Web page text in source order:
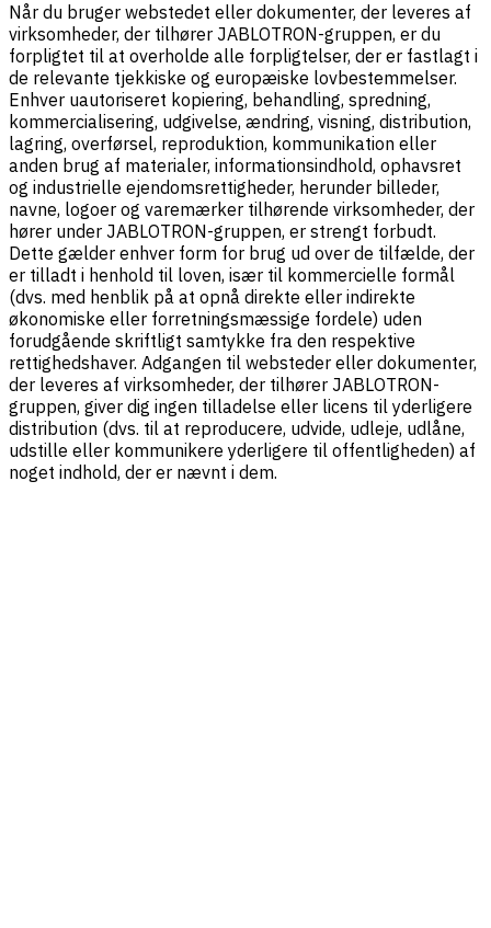
Når du bruger webstedet eller dokumenter, der leveres af
virksomheder, der tilhører JABLOTRON-gruppen, er du
forpligtet til at overholde alle forpligtelser, der er fastlagt i
de relevante tjekkiske og europæiske lovbestemmelser.
Enhver uautoriseret kopiering, behandling, spredning,
kommercialisering, udgivelse, ændring, visning, distribution,
lagring, overførsel, reproduktion, kommunikation eller
anden brug af materialer, informationsindhold, ophavsret
og industrielle ejendomsrettigheder, herunder billeder,
navne, logoer og varemærker tilhørende virksomheder, der
hører under JABLOTRON-gruppen, er strengt forbudt.
Dette gælder enhver form for brug ud over de tilfælde, der
er tilladt i henhold til loven, især til kommercielle formål
(dvs. med henblik på at opnå direkte eller indirekte
økonomiske eller forretningsmæssige fordele) uden
forudgående skriftligt samtykke fra den respektive
rettighedshaver. Adgangen til websteder eller dokumenter,
der leveres af virksomheder, der tilhører JABLOTRON-
gruppen, giver dig ingen tilladelse eller licens til yderligere
distribution (dvs. til at reproducere, udvide, udleje, udlåne,
udstille eller kommunikere yderligere til offentligheden) af
noget indhold, der er nævnt i dem.